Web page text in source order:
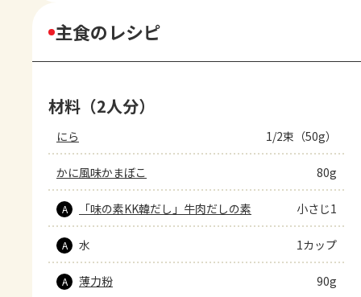
主食のレシピ
材料（2人分）
にら 1/2束（50g）
かに風味かまぼこ 80g
A 「味の素KK韓だし」牛肉だしの素 小さじ1
A 水 1カップ
A 薄力粉 90g